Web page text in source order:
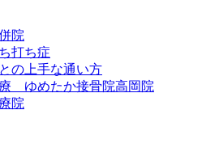
院
打ち症
の上手な通い方
ゆめたか接骨院高岡院
院